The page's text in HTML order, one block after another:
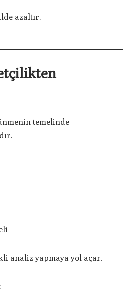
azaltır.
temelinde
analiz yapmaya yol açar.